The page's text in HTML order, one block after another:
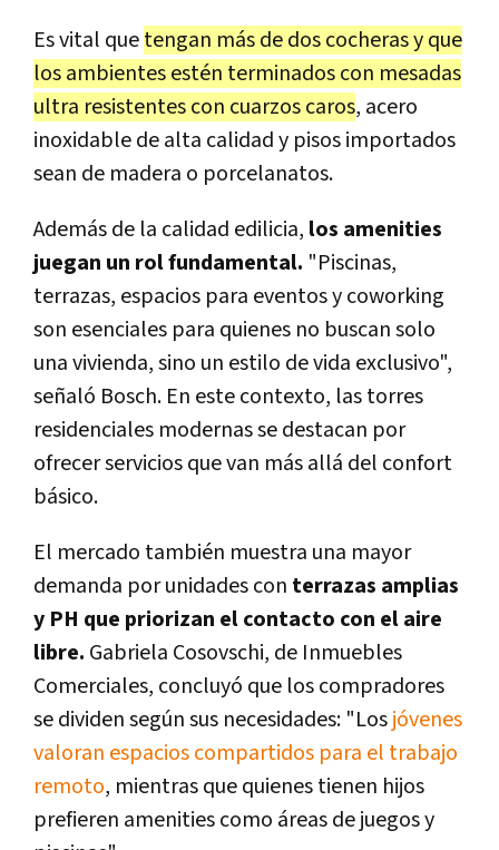
Es vital quetengan más de dos cocheras y que
los ambientes estén terminados con mesadas
ultra resistentes con cuarzos caros, acero
inoxidable de alta calidad y pisos importados
sean de madera o porcelanatos.
Además de la calidad edilicia, los amenities
juegan un rol fundamental. "Piscinas,
terrazas, espacios para eventos y coworking
son esenciales para quienes no buscan solo
una vivienda, sino un estilo de vida exclusivo",
señaló Bosch. En este contexto, las torres
residenciales modernas se destacan por
ofrecer servicios que van más allá del confort
básico.
El mercado también muestra una mayor
demanda por unidades con terrazas amplias
y PH que priorizan el contacto con el aire
libre. Gabriela Cosovschi, de Inmuebles
Comerciales, concluyó que los compradores
se dividen según sus necesidades: "Losjóvenes
valoran espacios compartidos para el trabajo
remoto, mientras que quienes tienen hijos
prefieren amenities como áreas de juegos y